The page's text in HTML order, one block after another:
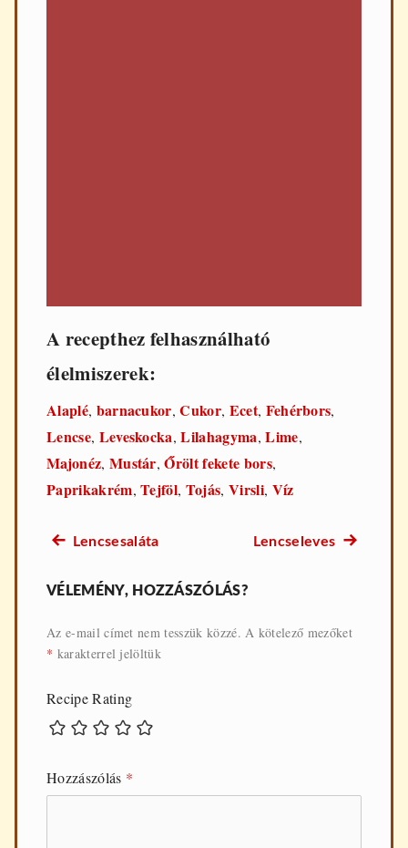
A recepthez felhasználható
élelmiszerek:
Alaplé, barnacukor,Cukor, Ecet, Fehérbors,
Lencse, Leveskocka,Lilahagyma,Lime,
Majonéz, Mustár,Őrölt fekete bors,
Paprikakrém,Tejföl, Tojás, Virsli, Víz
Bejegyzés
navigáció
Előző
Lencsesaláta Lencseleves Következő
VÉLEMÉNY, HOZZÁSZÓLÁS?
Az e-mail címet nem tesszük közzé. A kötelező mezőket
* karakterrel jelöltük
Recipe Rating
Hozzászólás *